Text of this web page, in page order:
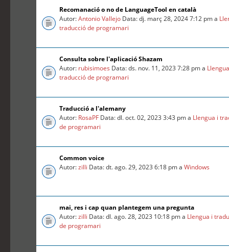
Recomanació o no de LanguageTool en català
Autor:Antonio Vallejo Data: dj. març 28, 2024 7:12 pm a
traducció de programari
Consulta sobre l'aplicació Shazam
Autor: rubisimoes Data: ds. nov. 11, 2023 7:28 pm a
traducció de programari
Traducció a l'alemany
Autor: RosaPF Data: dl. oct. 02, 2023 3:43 pm a Llengua i
de programari
Common voice
Autor:zilli Data: dt. ago. 29, 2023 6:18 pm aWindows
mai, res i cap quan plantegem una pregunta
Autor:zilli Data: dl. ago. 28, 2023 10:18 pm a Llengua i
de programari